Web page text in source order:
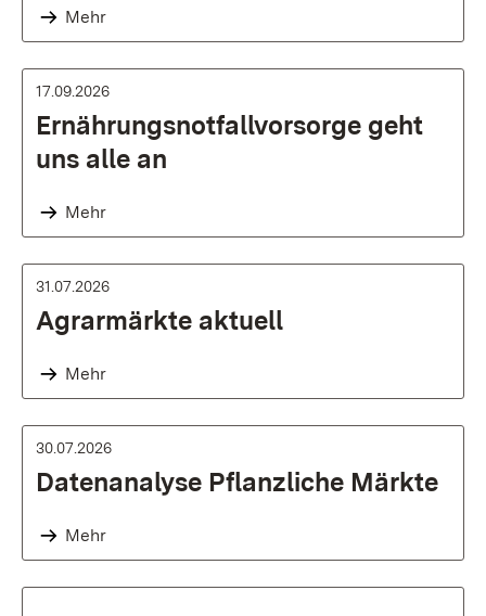
Mehr
17.09.2026
Ernährungsnotfallvorsorge geht
uns alle an
Mehr
31.07.2026
Agrarmärkte aktuell
Mehr
30.07.2026
Datenanalyse Pflanzliche Märkte
Mehr